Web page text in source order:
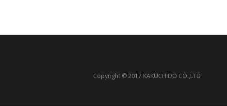
Copyright © 2017 KAKUCHIDO CO.,LTD